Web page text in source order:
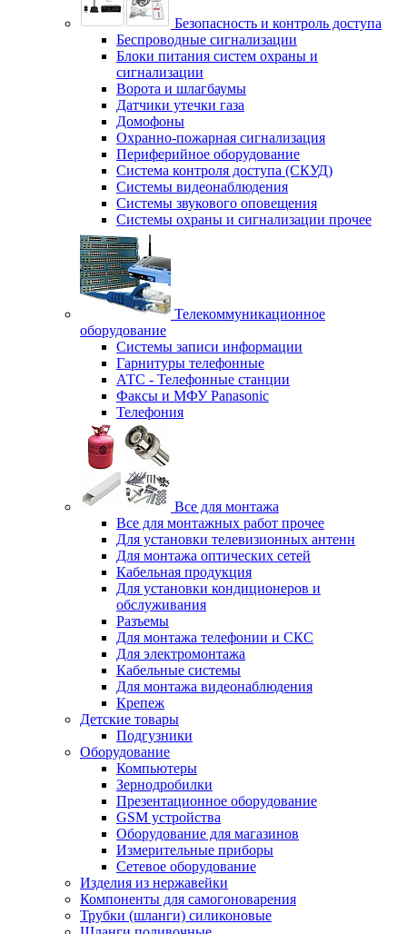
Безопасность и контроль доступа
Беспроводные сигнализации
Блоки питания систем охраны и
сигнализации
Ворота и шлагбаумы
Датчики утечки газа
Домофоны
Охранно-пожарная сигнализация
Периферийное оборудование
Система контроля доступа (СКУД)
Системы видеонаблюдения
Системы звукового оповещения
Системы охраны и сигнализации прочее
Телекоммуникационное
оборудование
Системы записи информации
Гарнитуры телефонные
АТС - Телефонные станции
Факсы и МФУ Panasonic
Телефония
Все для монтажа
Все для монтажных работ прочее
Для установки телевизионных антенн
Для монтажа оптических сетей
Кабельная продукция
Для установки кондиционеров и
обслуживания
Разъемы
Для монтажа телефонии и СКС
Для электромонтажа
Кабельные системы
Для монтажа видеонаблюдения
Крепеж
Детские товары
Подгузники
Оборудование
Компьютеры
Зернодробилки
Презентационное оборудование
GSM устройства
Оборудование для магазинов
Измерительные приборы
Сетевое оборудование
Изделия из нержавейки
Компоненты для самогоноварения
Трубки (шланги) силиконовые